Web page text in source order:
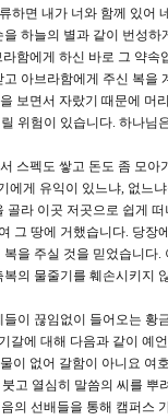
하면 내가 너와 함께 있어
하늘의 별과 같이 번성하
함에게 하신 바로 그 약속
아브라함에게 주신 복을
보면서 자랐기 때문에 머
위험이 있습니다. 하나님
스펙도 쌓고 돈도 좀 모아
에게 유익이 있느냐, 없느
라 이곳 저곳으로 쉽게 떠
그 땅에 거했습니다. 당장
을 주실 것을 믿었습니다.
의 물줄기를 훼손시키지
이 끊임없이 들어오는 황
갈에 대해 다음과 같이 예
이 없어 갈함이 아니요 여
고 열심히 말씀의 씨를 뿌
의 선배들을 통해 캠퍼스